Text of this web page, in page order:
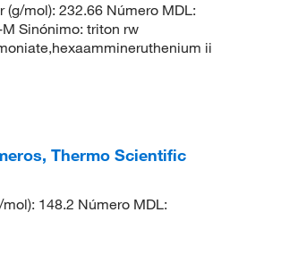
mol): 232.66 Número MDL:
Sinónimo: triton rw
ii
Thermo Scientific
148.2 Número MDL: